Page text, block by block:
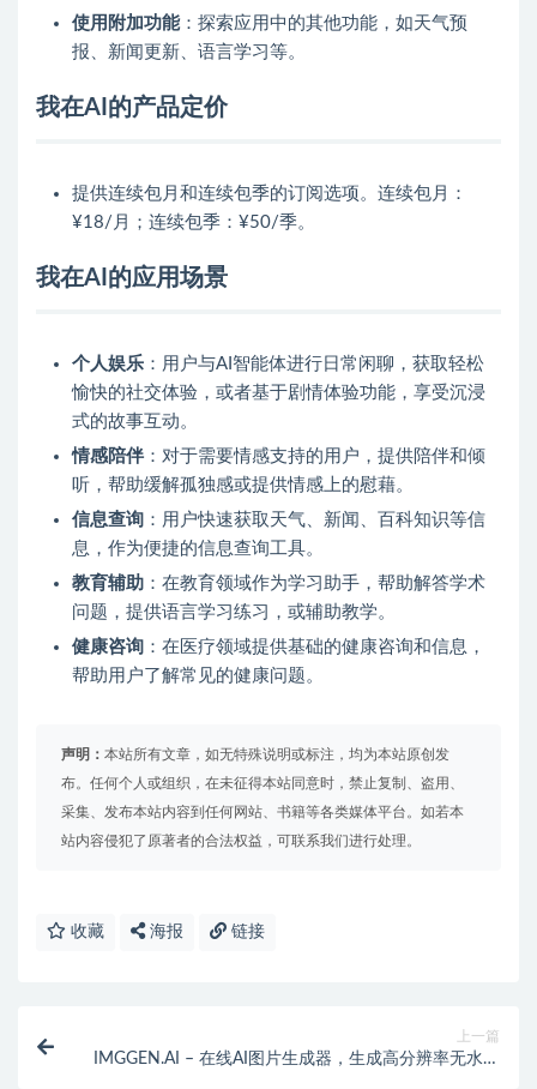
使用附加功能：探索应用中的其他功能，如天气预
报、新闻更新、语言学习等。
我在AI的产品定价
提供连续包月和连续包季的订阅选项。连续包月：
¥18/月；连续包季：¥50/季。
我在AI的应用场景
个人娱乐 ：用户与AI智能体进行日常闲聊，获取轻松
愉快的社交体验，或者基于剧情体验功能，享受沉浸
式的故事互动。
情感陪伴 ：对于需要情感支持的用户，提供陪伴和倾
听，帮助缓解孤独感或提供情感上的慰藉。
信息查询 ：用户快速获取天气、新闻、百科知识等信
息，作为便捷的信息查询工具。
教育辅助 ：在教育领域作为学习助手，帮助解答学术
问题，提供语言学习练习，或辅助教学。
健康咨询 ：在医疗领域提供基础的健康咨询和信息，
帮助用户了解常见的健康问题。
声明： 本站所有文章，如无特殊说明或标注，均为本站原创发
布。任何个人或组织，在未征得本站同意时，禁止复制、盗用、
采集、发布本站内容到任何网站、书籍等各类媒体平台。如若本
站内容侵犯了原著者的合法权益，可联系我们进行处理。
收藏 海报 链接
上一篇
IMGGEN.AI – 在线AI图片生成器，生成高分辨率无水印